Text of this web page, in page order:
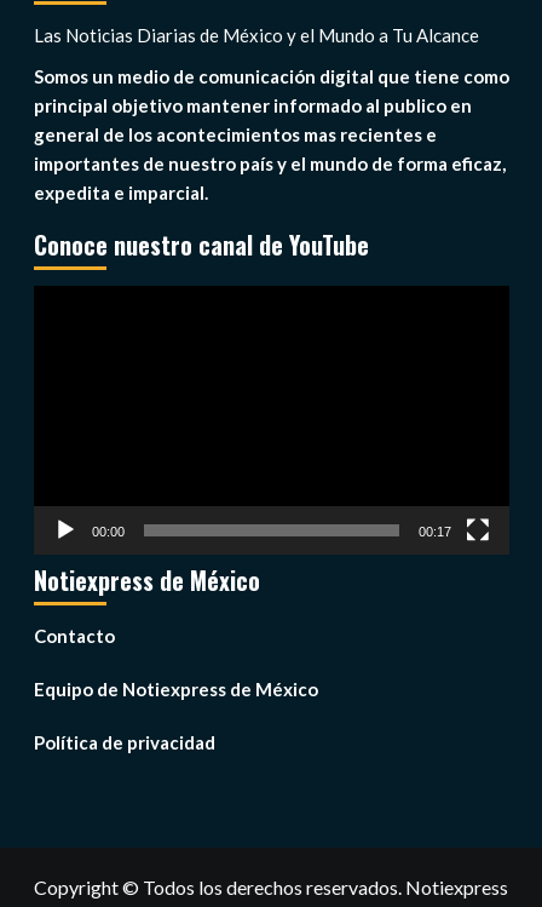
Las Noticias Diarias de México y el Mundo a Tu Alcance
Somos un medio de comunicación digital que tiene como
principal objetivo mantener informado al publico en
general de los acontecimientos mas recientes e
importantes de nuestro país y el mundo de forma eficaz,
expedita e imparcial.
Conoce nuestro canal de YouTube
00:00 00:17
Notiexpress de México
Contacto
Equipo de Notiexpress de México
Política de privacidad
Copyright © Todos los derechos reservados. Notiexpress